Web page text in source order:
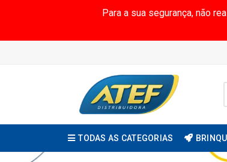
Para a sua segurança, não
TODAS AS CATEGORIAS